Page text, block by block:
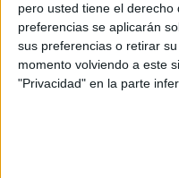
pero usted tiene el
preferencias se aplicarán
sus preferencias o retirar
momento volviendo a este
"Privacidad" en la parte
2. Coloca las tiras a
hacia atrás. Procura
de ambos lados.
asegúralos con la